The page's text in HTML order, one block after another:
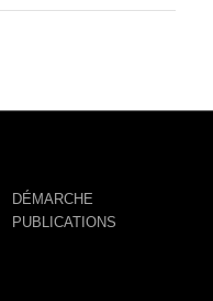
DÉMARCHE
PUBLICATIONS